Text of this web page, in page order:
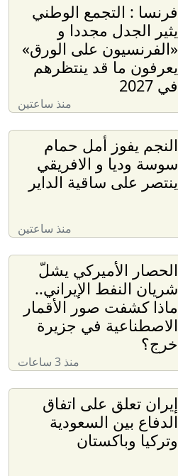
فرنسا : التجمع الوطني
يثير الجدل مجددا و
«الفرنسيون على الورق»
يعرفون ما قد ينتظرهم
في 2027
منذ ساعتين
النجم يفوز أمل حمام
سوسة وديا و الافريقي
ينتصر على ساقية الداير
منذ ساعتين
الحصار الأميركي يشلّ
شريان النفط الإيراني..
ماذا كشفت صور الأقمار
الاصطناعية في جزيرة
خرج؟
منذ 3 ساعات
إيران تعلق على اتفاق
الدفاع بين السعودية
وتركيا وباكستان